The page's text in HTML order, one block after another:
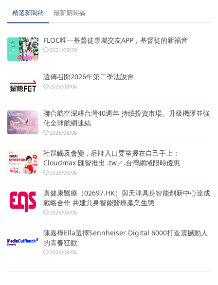
精選新聞稿 最新新聞稿
FLOC唯一基督徒專屬交友APP，基督徒的新福音
2021/03/29
遠傳召開2026年第二季法說會
2026/08/06
聯合航空深耕台灣40週年 持續投資市場、升級機隊並強
化全球航網連結
2026/08/06
社群觸及會變，品牌入口要掌握在自己手上：
Cloudmax 匯智推出 .tw／.台灣網域限時優惠
2026/08/06
真健康醫療（02697.HK）與天津具身智能創新中心達成
戰略合作 共建具身智能醫療產業生態
2026/08/06
陳嘉樺Ella選擇Sennheiser Digital 6000打造震撼動人
的青春狂歡
2026/08/06